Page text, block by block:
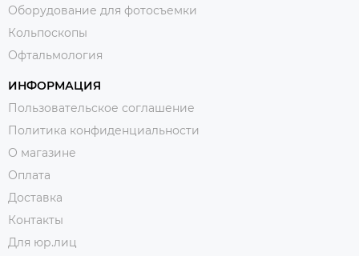
Оборудование для фотосъемки
Кольпоскопы
Офтальмология
ИНФОРМАЦИЯ
Пользовательское соглашение
Политика конфиденциальности
О магазине
Оплата
Доставка
Контакты
Для юр.лиц